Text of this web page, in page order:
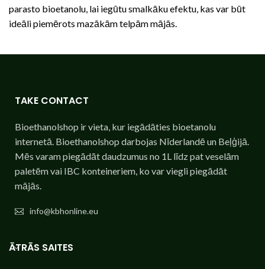
parasto bioetanolu, lai iegūtu smalkāku efektu, kas var būt
ideāli piemērots mazākām telpām mājās.
TAKE CONTACT
Bioethanolshop ir vieta, kur iegādāties bioetanolu
internetā. Bioethanolshop darbojas Nīderlandē un Beļģijā.
Mēs varam piegādāt daudzumus no 1L līdz pat veselām
paletēm vai IBC konteineriem, ko var viegli piegādāt
mājās.
info@kbhonline.eu
ĀTRĀS SAITES